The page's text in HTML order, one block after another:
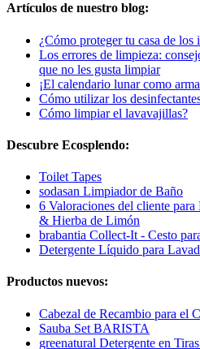
Artículos de nuestro blog:
¿Cómo proteger tu casa de los
Los errores de limpieza:
que no les gusta limpiar
¡El calendario lunar como
Cómo utilizar los
Cómo limpiar el lavavajillas?
Descubre Ecosplendo:
Toilet Tapes
sodasan Limpiador de Baño
6 Valoraciones del cliente
& Hierba de Limón
brabantia Collect-It - Cesto
Detergente Líquido para
Productos nuevos:
Cabezal de Recambio para el
Sauba Set BARISTA
greenatural Detergente en